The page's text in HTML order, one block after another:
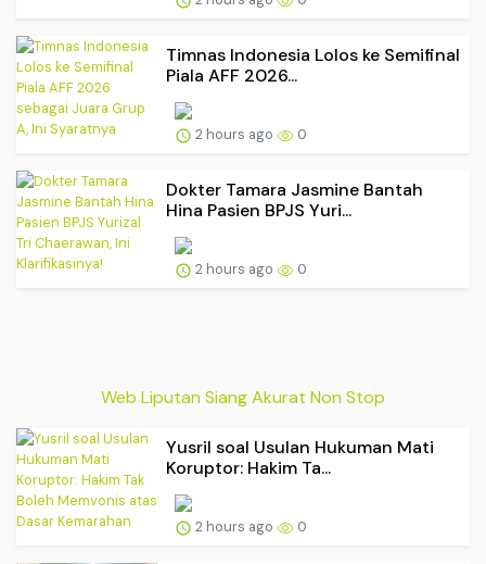
Timnas Indonesia Lolos ke Semifinal
Piala AFF 2026...
2 hours ago 0
Dokter Tamara Jasmine Bantah
Hina Pasien BPJS Yuri...
2 hours ago 0
Web Liputan Siang Akurat Non Stop
Yusril soal Usulan Hukuman Mati
Koruptor: Hakim Ta...
2 hours ago 0